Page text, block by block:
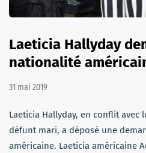
Laeticia Hallyday
nationalité
31 mai 2019
Laeticia Hallyday, en conflit avec
défunt mari, a déposé une
américaine. Laeticia américaine